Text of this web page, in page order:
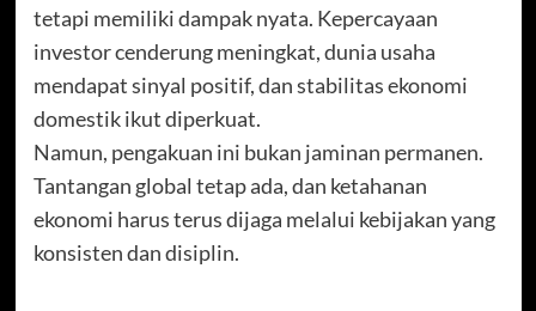
tetapi memiliki dampak nyata. Kepercayaan
investor cenderung meningkat, dunia usaha
mendapat sinyal positif, dan stabilitas ekonomi
domestik ikut diperkuat.
Namun, pengakuan ini bukan jaminan permanen.
Tantangan global tetap ada, dan ketahanan
ekonomi harus terus dijaga melalui kebijakan yang
konsisten dan disiplin.